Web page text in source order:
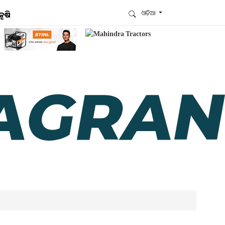
ଓଡ଼ିଆ
ଆମେ ହ୍ବାଟ୍ସଆପ୍‌ରେ ଅଛୁ ! ଆମ ହ୍ବାଟ୍ସଆପ ଗ୍ରୁପରେ
ଏବଂ ଆପଙ୍କୁ ଆବଶ୍ୟକ ହେଉଥିବା ସବୁ
ଗୁରୁତ୍ବପୂର୍ଣ୍ଣ ଅପଡେଟ୍‌ ପାଆନ୍ତୁ ପ୍ରତିଦିନ ।